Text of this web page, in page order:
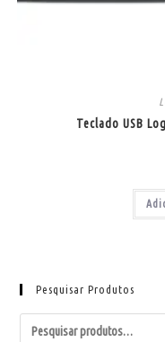
Teclado USB
Pesquisar Produtos